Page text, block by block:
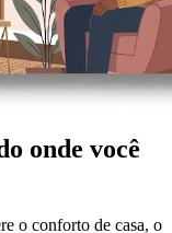
onde você
o conforto de casa, o